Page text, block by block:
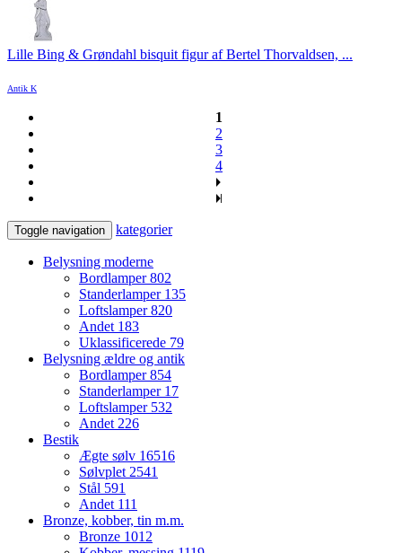
Lille Bing & Grøndahl bisquit figur af Bertel Thorvaldsen, ...
Antik K
1
2
3
4
Toggle navigation kategorier
Belysning moderne
Bordlamper802
Standerlamper 135
Loftslamper820
Andet 183
Uklassificerede 79
Belysning ældre og antik
Bordlamper854
Standerlamper 17
Loftslamper 532
Andet 226
Bestik
Ægte sølv 16516
Sølvplet 2541
Stål 591
Andet 111
Bronze, kobber, tin m.m.
Bronze 1012